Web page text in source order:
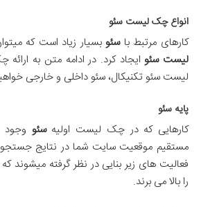
انواع چک لیست سئو
کارهای مرتبط باسئوبسیار زیاد است که
لیست سئوایجاد کرد. در ادامه متن به
لیست سئو تکنیکال، سئو داخلی و خارجی
پایه سئو
کارهایی که در چک لیست اولیهسئو وجود
مستقیم موقعیت سایت شما در نتایج جستجو
فعالیت های زیر بنایی در نظر گرفته میشوند
را بالا می برند.